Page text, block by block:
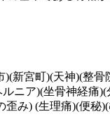
新宮町)(天神)(整
ニア)(坐骨神経痛
み) (生理痛)(便